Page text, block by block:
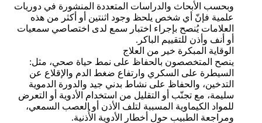
وبحسب الأبحاث والدراسات المتعددة المنشورة في دوريات
علمية فإنّ أي شخص يلحظ وجود اثنتين أو أكثر من هذه
العلامات يُنصح بإجراء اختبار سمع لدى اختصاصي سمعيات
أو أنف وأذن للتقييم الباكر.
الوقاية المبكرة خير من العلاج
ينصح المتخصصون بالحفاظ على نمط حياة صحي، مثل:
السيطرة على السكري وارتفاع ضغط الدم والإقلاع عن
التدخين، والحفاظ على نشاط بدني جيد والدورة الدموية
سليمة، مع تجنّب أو التقليل من استخدام الأدوية أو التعرض
للمواد الكيماوية المسببة لتلف الأذن أو العصب السمعي،
ومراجعة الطبيب حول أخطار الأدوية الأُذنية.